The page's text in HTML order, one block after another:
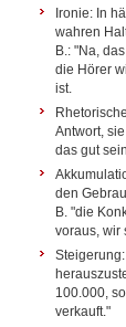
Ironie: In
wahren
B.: "Na,
die Hörer
ist.
Antwort,
das gut
den
B. "die
voraus, wir
100.000,
verkauft."